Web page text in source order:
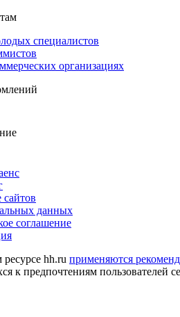
специалистов
организациях
сайтов
данных
соглашение
hh.ru применяются
к предпочтениям пользователей